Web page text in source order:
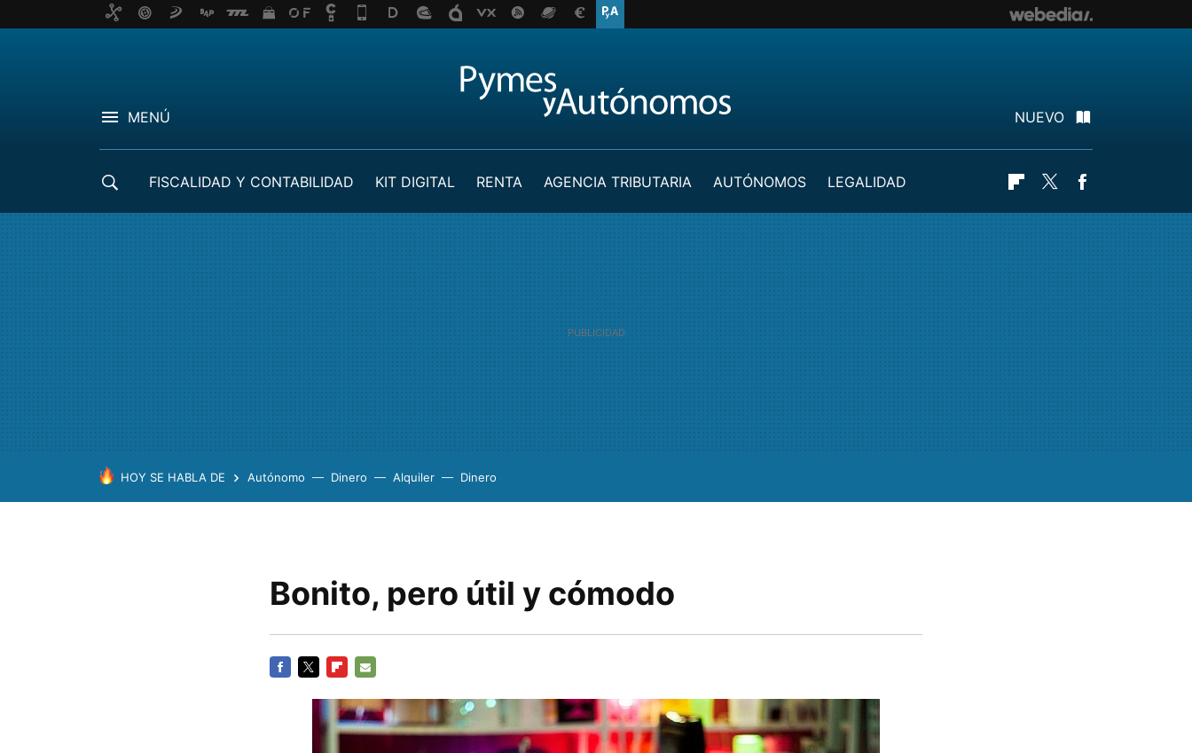
MENÚ NUEVO
FISCALIDAD Y CONTABILIDAD KIT DIGITAL RENTA AGENCIA TRIBUTARIA AUTÓNOMOS
LEGALIDAD
Flipboard
Twitter
HOY SE HABLA DE Autónomo Dinero Alquiler Dinero
Bonito, pero útil y cómodo
MAIL